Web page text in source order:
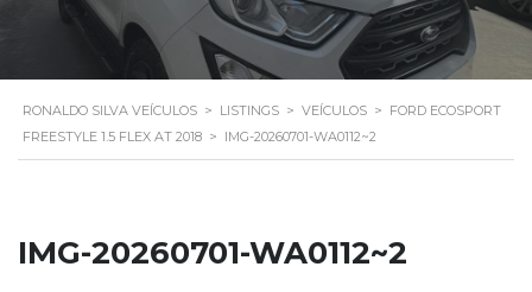
RONALDO SILVA VEÍCULOS > LISTINGS > VEÍCULOS > FORD ECOSPORT
FREESTYLE 1.5 FLEX AT 2018 > IMG-20260701-WA0112~2
IMG-20260701-WA0112~2